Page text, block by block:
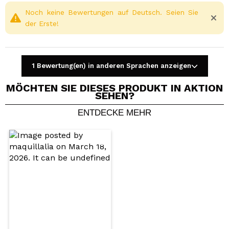
Ein Video oder Foto teilen
Würden Sie diesen Kauf empfehlen?
Noch keine Bewertungen auf Deutsch. Seien Sie
der Erste!
1 Bewertung(en) in anderen Sprachen anzeigen
MÖCHTEN SIE DIESES PRODUKT IN AKTION
SEHEN?
ENTDECKE MEHR